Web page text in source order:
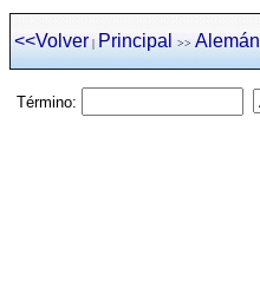
<<Volver | Principal >> Alemán
Término: